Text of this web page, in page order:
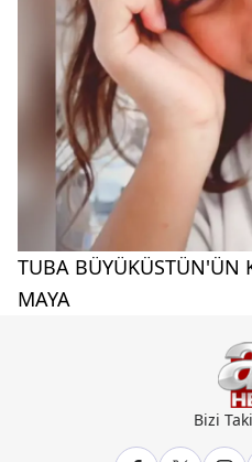
TUBA BÜYÜKÜSTÜN'ÜN
MAYA
Bizi